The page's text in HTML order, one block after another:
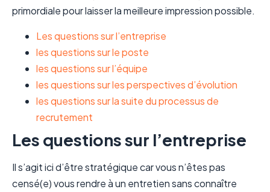
primordiale pour laisser la meilleure impression possible.
Les questions sur l’entreprise
les questions sur le poste
les questions sur l’équipe
les questions sur les perspectives d’évolution
les questions sur la suite du processus de
recrutement
Les questions sur l’entreprise
Il s’agit ici d’être stratégique car vous n’êtes pas
censé(e) vous rendre à un entretien sans connaître